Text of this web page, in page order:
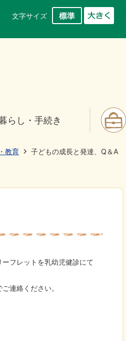
文字サイズ
らし・手続き
教育 子どもの成長と発達、Q＆A
フレットを乳幼児健診にて
連絡ください。